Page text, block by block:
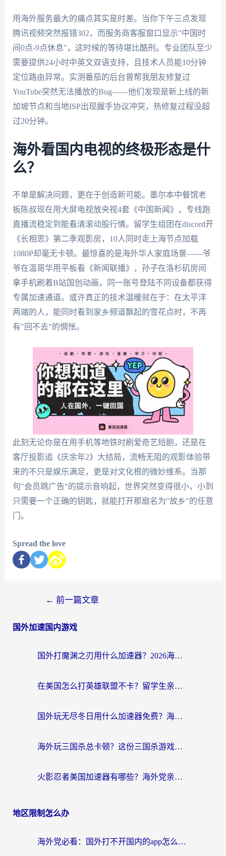
用海外服务最大的痛点其实是时差。当你下午三点发现
腾讯视频突然报错302，而服务商客服窗口显示"中国时
间0点-9点休息"，这时候的等待堪比酷刑。专业团队至少
需要提供24小时中英文双语支持，且技术人员能10分钟
定位路由异常。实测番茄的后台曾帮我朋友修复过
YouTube突然无法播放的Bug——他们发现是新上线的新
加坡节点和当地ISP出现握手协议冲突，热修复过程没超
过20分钟。
海外看国内电视的终极形态是什
么？
不单是解决问题，更在于创造新可能。墨尔本中餐馆老
板陈叔现在用大屏电视放央视4套《中国新闻》，专线跑
直播流稳定到能看清滚动股行情。留学生组团在discord开
《长相思》第二季观影房，10人同时走上海节点加载
1080P却毫无卡顿。最惊喜的是海外华人家庭场景——爷
爷在温哥华用平板看《新闻联播》，孙子在洛杉矶房间
拿手机刷着B站国创动画，同一账号登陆不同设备都获得
专属加速通道。或许真正的技术温暖就在于：在太平洋
两端的人，能同时看到家乡频道飘起的雪花点时，不再
有"回不去"的惆怅。
此刻无论你是在用手机等地铁时刷爱奇艺短剧，还是在
客厅投影追《庆余年2》大结局，流畅无阻的观影体验带
来的不只是娱乐满足，更是对文化根的微妙维系。当那
句"会员跳广告"的提示音响起，世界突然变得很小，小到
只需要一个正确的钥匙，就能打开那扇名为"故乡"的任意
门。
Spread the love
← 前一篇文章
国外加速国内游戏
国外打魔渊之刃用什么加速器？2026海外玩家国服游戏加速全攻略（附闪耀暖暖&复苏的魔女避坑指南）
在美国怎么打英雄联盟不卡？留学生亲测的国服游戏加速全攻略
国外玩无尽冬日用什么加速器免费？海外党国服游戏加速避坑指南
海外玩三国杀总卡顿？这份三国杀游戏加速器指南帮你告别延迟烦恼
火影忍者美国加速器有哪些？海外党亲测的国服游戏加速全攻略（含菲律宾玩三国之刃守望黎明技巧）
地区限制怎么办
海外党必看：国外打不开国内的app怎么办？3步解决你的乡愁